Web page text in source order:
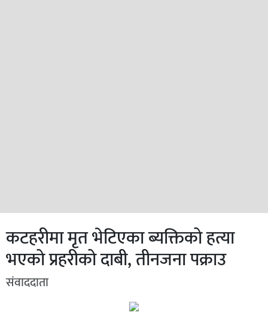
कटहरीमा मृत भेटिएका ब्यक्तिको हत्या
भएको प्रहरीको दाबी, तीनजना पक्राउ
संवाददाता